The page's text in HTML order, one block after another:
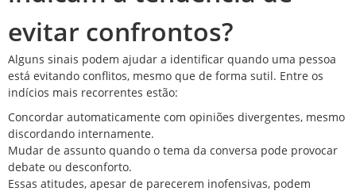
evitar confrontos?
Alguns sinais podem ajudar a identificar quando uma pessoa
está evitando conflitos, mesmo que de forma sutil. Entre os
indícios mais recorrentes estão:
Concordar automaticamente com opiniões divergentes, mesmo
discordando internamente.
Mudar de assunto quando o tema da conversa pode provocar
debate ou desconforto.
Essas atitudes, apesar de parecerem inofensivas, podem